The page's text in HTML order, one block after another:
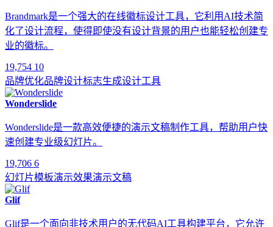
Brandmark是一个强大的在线徽标设计工具，它利用AI技术简
化了设计流程，使得即使没有设计背景的用户也能轻松创建专
业的徽标。
19,754 10
品牌优化品牌设计标志生成设计工具
Wonderslide
Wonderslide是一款高效便捷的演示文稿制作工具，帮助用户快
速创建专业级幻灯片。
19,706 6
幻灯片模板演示效果演示文稿
Glif
Glif是一个面向非技术用户的无代码AI工具构建平台，它允许